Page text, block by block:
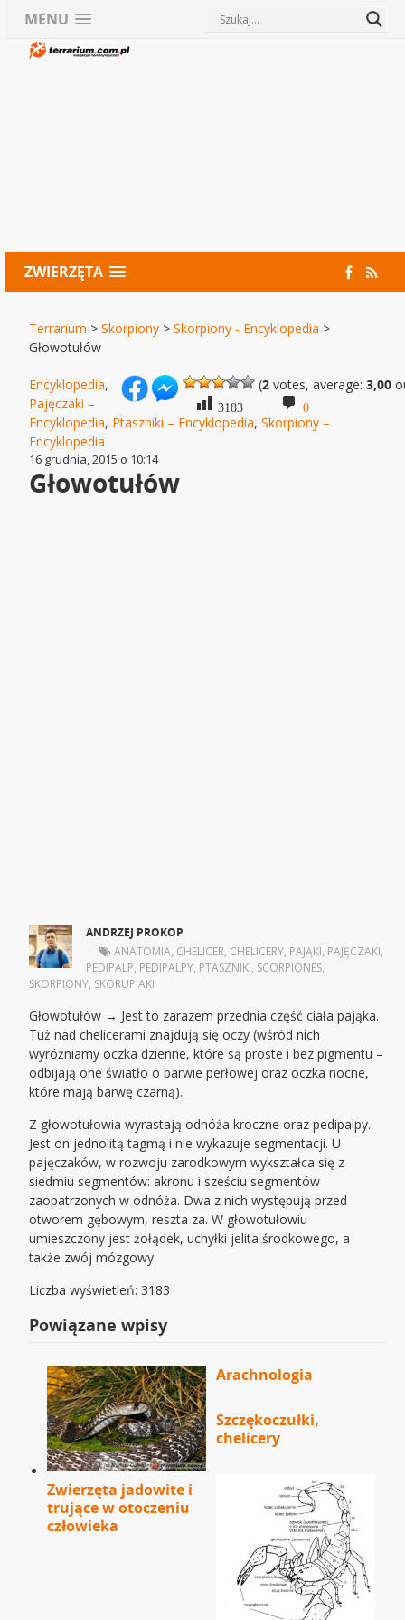
MENU
ZWIERZĘTA
Terrarium >Skorpiony >Skorpiony - Encyklopedia >
Głowotułów
(2 votes, average:3,00
3183 0
Encyklopedia,
Pajęczaki –
Encyklopedia, Ptaszniki – Encyklopedia,Skorpiony –
Encyklopedia
16 grudnia, 2015 o 10:14
Głowotułów
ANDRZEJ PROKOP
ANATOMIA, CHELICER, CHELICERY, PAJĄKI, PAJĘCZAKI,
PEDIPALP, PEDIPALPY, PTASZNIKI, SCORPIONES,
SKORPIONY, SKORUPIAKI
Głowotułów → Jest to zarazem przednia część ciała pająka.
Tuż nad chelicerami znajdują się oczy (wśród nich
wyróżniamy oczka dzienne, które są proste i bez pigmentu –
odbijają one światło o barwie perłowej oraz oczka nocne,
które mają barwę czarną).
Z głowotułowia wyrastają odnóża kroczne oraz pedipalpy.
Jest on jednolitą tagmą i nie wykazuje segmentacji. U
pajęczaków, w rozwoju zarodkowym wykształca się z
siedmiu segmentów: akronu i sześciu segmentów
zaopatrzonych w odnóża. Dwa z nich występują przed
otworem gębowym, reszta za. W głowotułowiu
umieszczony jest żołądek, uchyłki jelita środkowego, a
także zwój mózgowy.
Liczba wyświetleń: 3183
Powiązane wpisy
Zwierzęta jadowite i
trujące w otoczeniu
człowieka
Arachnologia
Szczękoczułki,
chelicery